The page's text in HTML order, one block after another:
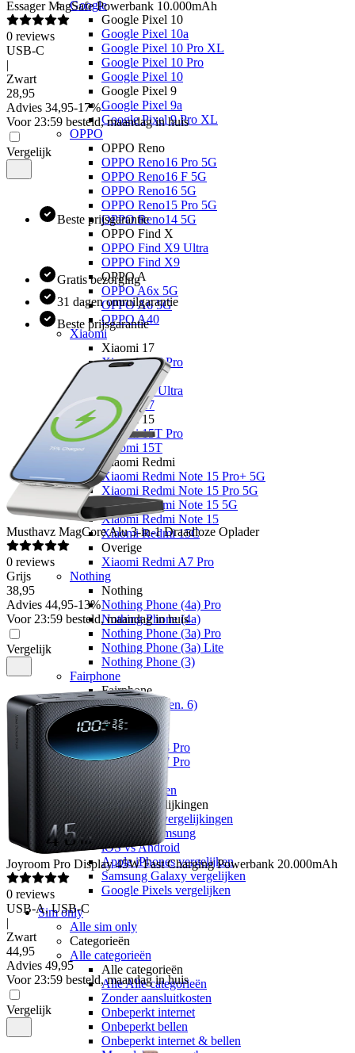
Google
Google Pixel 10
Google Pixel 10a
Google Pixel 10 Pro XL
Google Pixel 10 Pro
Google Pixel 10
Google Pixel 9
Google Pixel 9a
Google Pixel 9 Pro XL
OPPO
OPPO Reno
OPPO Reno16 Pro 5G
OPPO Reno16 F 5G
OPPO Reno16 5G
OPPO Reno15 Pro 5G
OPPO Reno14 5G
OPPO Find X
OPPO Find X9 Ultra
OPPO Find X9
OPPO A
OPPO A6x 5G
OPPO A6 5G
OPPO A40
Xiaomi
Xiaomi 17
Xiaomi 17T Pro
Xiaomi 17T
Xiaomi 17 Ultra
Xiaomi 17
Xiaomi 15
Xiaomi 15T Pro
Xiaomi 15T
Xiaomi Redmi
Xiaomi Redmi Note 15 Pro+ 5G
Xiaomi Redmi Note 15 Pro 5G
Xiaomi Redmi Note 15 5G
Xiaomi Redmi Note 15
Xiaomi Redmi 15C
Overige
Xiaomi Redmi A7 Pro
Nothing
Nothing
Nothing Phone (4a) Pro
Nothing Phone (4a)
Nothing Phone (3a) Pro
Nothing Phone (3a) Lite
Nothing Phone (3)
Fairphone
Fairphone
Fairphone (Gen. 6)
Realme
Realme
Realme GT 8 Pro
Realme GT 7 Pro
Keuzehulp
Toestelvergelijkingen
Toestelvergelijkingen
Alle Toestelvergelijkingen
Apple vs Samsung
iOS vs Android
Apple iPhones vergelijken
Samsung Galaxy vergelijken
Google Pixels vergelijken
Sim only
Alle sim only
Categorieën
Alle categorieën
Alle categorieën
Alle Alle categorieën
Zonder aansluitkosten
Onbeperkt internet
Onbeperkt bellen
Onbeperkt internet & bellen
Essager MagSafe Powerbank 10.000mAh
0 reviews
USB-C
|
Zwart
28,95
Advies 34,95-17%
Voor 23:59 besteld, maandag in huis
Vergelijk
Beste prijsgarantie
Gratis bezorging
31 dagen omruilgarantie
Beste prijsgarantie
Musthavz MagCore Alu 3-in-1 Draadloze Oplader
0 reviews
Grijs
38,95
Advies 44,95-13%
Voor 23:59 besteld, maandag in huis
Vergelijk
Joyroom Pro Display 45W Fast Charging Powerbank 20.000mAh
0 reviews
USB-A, USB-C
|
Zwart
44,95
Advies 49,95
Voor 23:59 besteld, maandag in huis
Vergelijk